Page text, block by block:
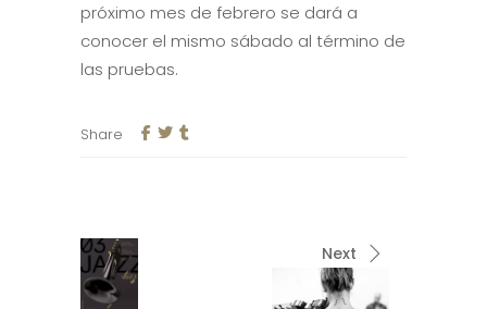
próximo mes de febrero se dará a
conocer el mismo sábado al término de
las pruebas.
Share
Next